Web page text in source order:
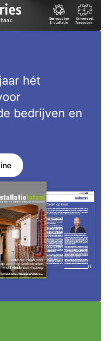
hét
bedrijven en